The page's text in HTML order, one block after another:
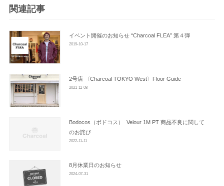
シ
ン
関連記事
イベント開催のお知らせ “Charcoal FLEA” 第４弾
2019-10-17
2号店 〈Charcoal TOKYO West〉Floor Guide
2021-11-08
Bodocos（ボドコス） Velour 1M PT 商品不良に関して
のお詫び
2022-11-11
8月休業日のお知らせ
2024-07-31